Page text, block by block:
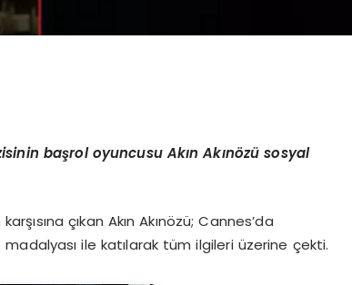
başrol oyuncusu Akın Akınözü sosyal
çıkan Akın Akınözü; Cannes’da
ile katılarak tüm ilgileri üzerine çekti.